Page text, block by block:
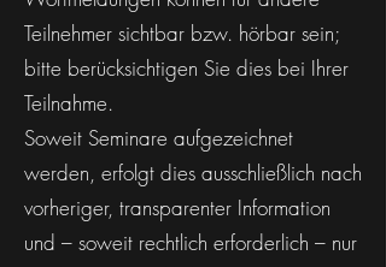
Teilnehmer sichtbar bzw. hörbar sein;
bitte berücksichtigen Sie dies bei Ihrer
Teilnahme.
Soweit Seminare aufgezeichnet
werden, erfolgt dies ausschließlich nach
vorheriger, transparenter Information
und – soweit rechtlich erforderlich – nur